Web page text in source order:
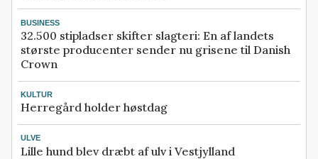
BUSINESS
32.500 stipladser skifter slagteri: En af landets
største producenter sender nu grisene til Danish
Crown
KULTUR
Herregård holder høstdag
ULVE
Lille hund blev dræbt af ulv i Vestjylland